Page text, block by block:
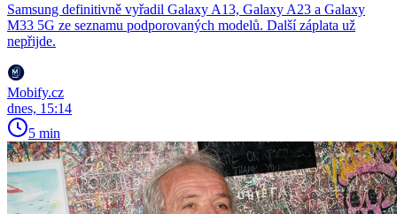
Samsung definitivně vyřadil Galaxy A13, Galaxy A23 a Galaxy
M33 5G ze seznamu podporovaných modelů. Další záplata už
nepřijde.
Mobify.cz
dnes, 15:14
5 min